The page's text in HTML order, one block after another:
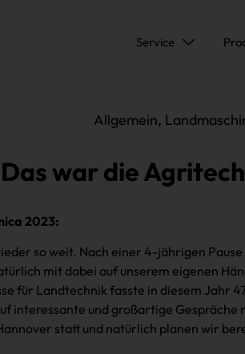
Service
Allgemein,
Das war die
2023:
so weit. Nach einer 4-jährigen
mit dabei auf unserem eigenen
für Landtechnik fasste in diesem Jahr
interessante und großartige Gespräche
statt und natürlich planen wir